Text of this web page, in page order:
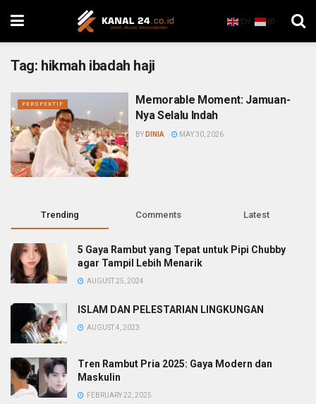
EN ID
Tag: hikmah ibadah haji
PERSPEKTIF
Memorable Moment: Jamuan-
Nya Selalu Indah
BY DINIA MAY 30, 2026
Trending Comments Latest
5 Gaya Rambut yang Tepat untuk Pipi Chubby
agar Tampil Lebih Menarik
AUGUST 25, 2024
ISLAM DAN PELESTARIAN LINGKUNGAN
AUGUST 4, 2023
Tren Rambut Pria 2025: Gaya Modern dan
Maskulin
FEBRUARY 22, 2025